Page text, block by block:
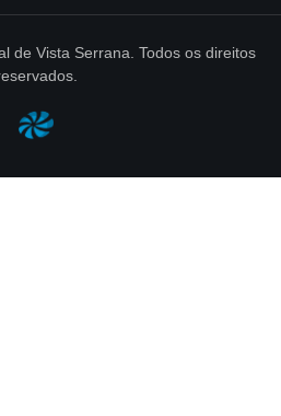
de Vista Serrana. Todos os direitos